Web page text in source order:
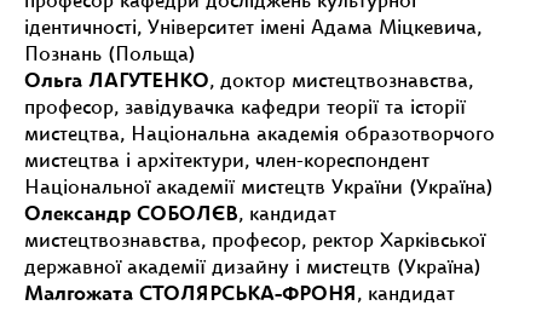
ідентичності, Університет імені Адама Міцкевича,
Познань (Польща)
Ольга ЛАГУТЕНКО, доктор мистецтвознавства,
професор, завідувачка кафедри теорії та історії
мистецтва, Національна академія образотворчого
мистецтва і архітектури, член-кореспондент
Національної академії мистецтв України (Україна)
Олександр СОБОЛЄВ, кандидат
мистецтвознавства, професор, ректор Харківської
державної академії дизайну і мистецтв (Україна)
Малгожата СТОЛЯРСЬКА-ФРОНЯ , кандидат